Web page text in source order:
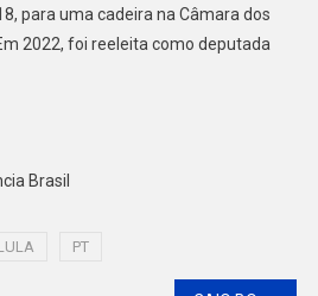
para uma cadeira na Câmara dos
2022, foi reeleita como deputada
Brasil
PT